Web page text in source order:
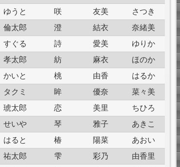
ゆうと 咲 友美
さつき
倫太郎 澄 結衣
奈緒美
すぐる 詩 愛美
ゆりか
孝太郎 紡 麻衣
ほのか
かいと 桃 由香
はるか
タクミ 眸 優奈
菜々美
琥太郎 恋 美里
ちひろ
せいや 琴 雅子
あきこ
はると 椿 陽菜
あおい
祐太郎 雫 彩乃
由香里